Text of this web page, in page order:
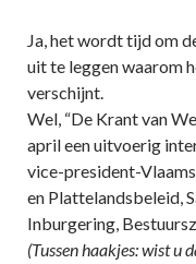
Ja, het wordt tijd om
uit te leggen waarom
verschijnt.
Wel, “De Krant van
april een uitvoerig
vice-president-
en Plattelandsbeleid,
Inburgering,
(Tussen haakjes: wist u